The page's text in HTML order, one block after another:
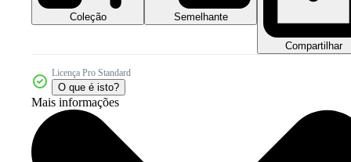
Coleção Semelhante
Compartilhar
Licença Pro Standard
O que é isto?
Mais informações